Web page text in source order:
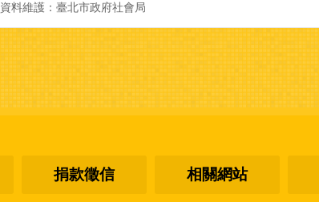
資料維護：臺北市政府社會局
捐款徵信 相關網站